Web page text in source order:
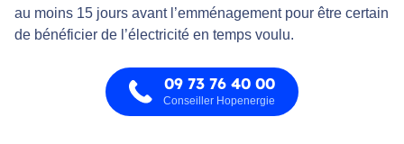
au moins 15 jours avant l’emménagement pour être certain
de bénéficier de l’électricité en temps voulu.
09 73 76 40 00
Conseiller Hopenergie